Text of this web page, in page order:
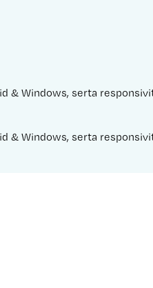
& Windows, serta
& Windows, serta